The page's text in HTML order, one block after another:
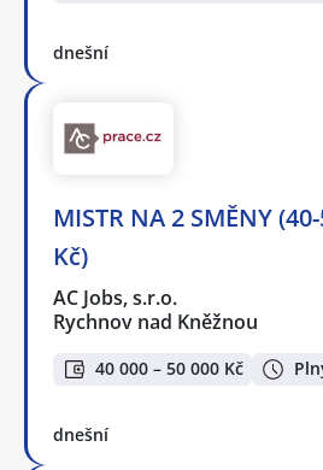
dnešní
MISTR NA 2 SMĚNY
Kč)
AC Jobs, s.r.o.
Rychnov nad Kněžnou
40 000 – 50 000 Kč
dnešní